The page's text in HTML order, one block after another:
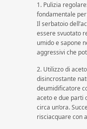
1. Pulizia
fondamentale
Il serbatoio
essere svuotato
umido e sapone
aggressivi che
2. Utilizzo di
disincrostante
deumidificatore
aceto e due parti
circa un’ora.
risciacquare con